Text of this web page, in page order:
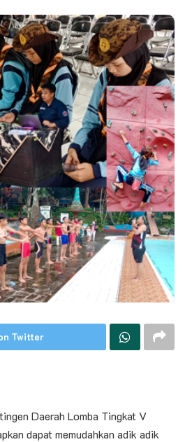
Twitter
Daerah Lomba Tingkat V
dapat memudahkan adik adik